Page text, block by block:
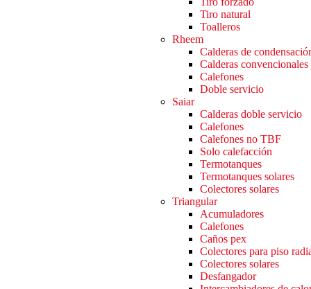
Tiro natural
Toalleros
Rheem
Calderas de
Calderas convencionales
Calefones
Doble servicio
Saiar
Calderas doble servicio
Calefones
Calefones no TBF
Solo calefacción
Termotanques
Termotanques solares
Colectores solares
Triangular
Acumuladores
Calefones
Caños pex
Colectores para piso
Colectores solares
Desfangador